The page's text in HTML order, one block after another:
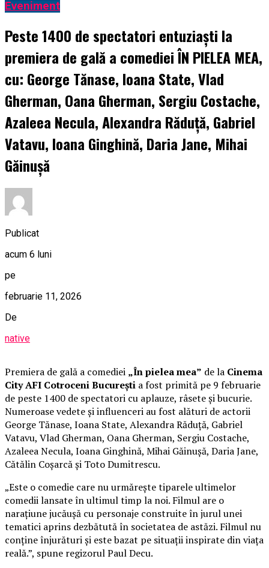
Eveniment
Peste 1400 de spectatori entuziaști la
premiera de gală a comediei ÎN PIELEA MEA,
cu: George Tănase, Ioana State, Vlad
Gherman, Oana Gherman, Sergiu Costache,
Azaleea Necula, Alexandra Răduță, Gabriel
Vatavu, Ioana Ginghină, Daria Jane, Mihai
Găinușă
Publicat
acum 6 luni
pe
februarie 11, 2026
De
native
Premiera de gală a comediei „În pielea mea” de la Cinema
City AFI Cotroceni București a fost primită pe 9 februarie
de peste 1400 de spectatori cu aplauze, râsete și bucurie.
Numeroase vedete și influenceri au fost alături de actorii
George Tănase, Ioana State, Alexandra Răduță, Gabriel
Vatavu, Vlad Gherman, Oana Gherman, Sergiu Costache,
Azaleea Necula, Ioana Ginghină, Mihai Găinușă, Daria Jane,
Cătălin Coșarcă și Toto Dumitrescu.
„Este o comedie care nu urmărește tiparele ultimelor
comedii lansate în ultimul timp la noi. Filmul are o
narațiune jucăușă cu personaje construite în jurul unei
tematici aprins dezbătută în societatea de astăzi. Filmul nu
conține înjurături și este bazat pe situații inspirate din viața
reală.”, spune regizorul Paul Decu.